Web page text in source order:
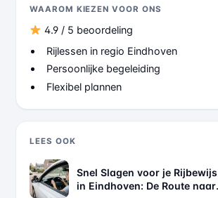
WAAROM KIEZEN VOOR ONS
4.9 / 5 beoordeling
Rijlessen in regio Eindhoven
Persoonlijke begeleiding
Flexibel plannen
LEES OOK
Snel Slagen voor je Rijbewijs
in Eindhoven: De Route naar